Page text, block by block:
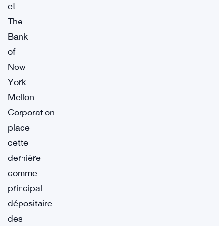
et
The
Bank
of
New
York
Mellon
Corporation
place
cette
dernière
comme
principal
dépositaire
des